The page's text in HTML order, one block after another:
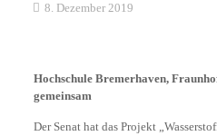
8. Dezember 2019
Hochschule Bremerhaven,
gemeinsam
Der Senat hat das Projekt